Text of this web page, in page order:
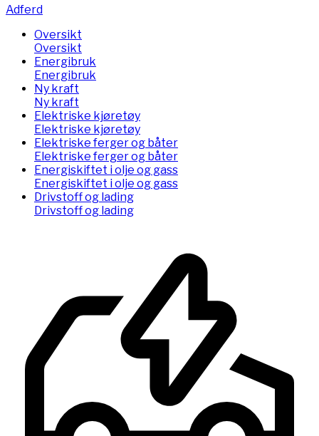
Adferd
Oversikt
Oversikt
Energibruk
Energibruk
Ny kraft
Ny kraft
Elektriske kjøretøy
Elektriske kjøretøy
Elektriske ferger og båter
Elektriske ferger og båter
Energiskiftet i olje og gass
Energiskiftet i olje og gass
Drivstoff og lading
Drivstoff og lading